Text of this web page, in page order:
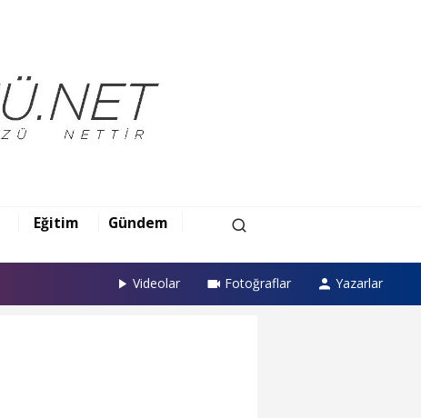
Eğitim
Gündem
Videolar Fotoğraflar Yazarlar